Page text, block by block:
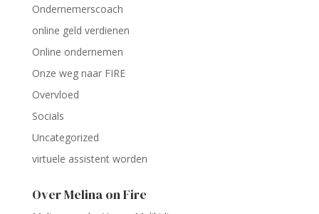
Ondernemerscoach
online geld verdienen
Online ondernemen
Onze weg naar FIRE
Overvloed
Socials
Uncategorized
virtuele assistent worden
Over Melina on Fire